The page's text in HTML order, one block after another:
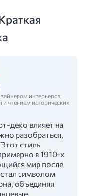
интерьеров,
и чтением исторических
деко влияет на
разобраться,
стиль
в 1910-х
мир после
символом
объединяя